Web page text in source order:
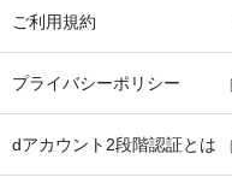
ご利用規約
プライバシーポリシー
dアカウント2段階認証とは